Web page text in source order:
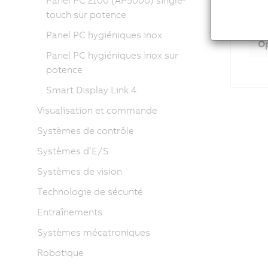
touch sur potence
Panel PC hygiéniques inox
Panel PC hygiéniques inox sur
potence
Smart Display Link 4
Visualisation et commande
Systèmes de contrôle
Systèmes d’E/S
Systèmes de vision
Technologie de sécurité
Entraînements
Systèmes mécatroniques
Robotique